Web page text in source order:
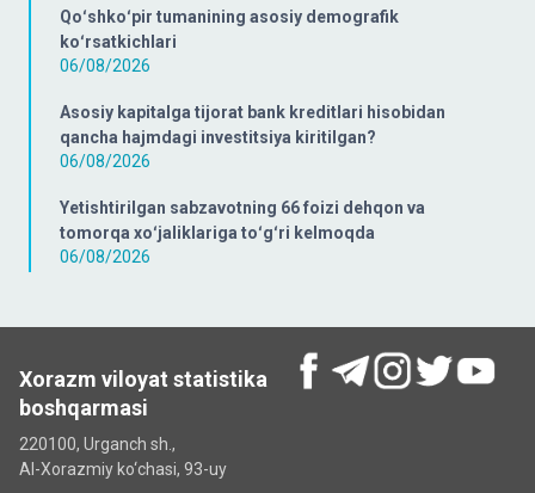
Qoʻshkoʻpir tumanining asosiy demografik
koʻrsatkichlari
06/08/2026
Asosiy kapitalga tijorat bank kreditlari hisobidan
qancha hajmdagi investitsiya kiritilgan?
06/08/2026
Yetishtirilgan sabzavotning 66 foizi dehqon va
tomorqa xoʻjaliklariga toʻgʻri kelmoqda
06/08/2026
Xorazm viloyat statistika
boshqarmasi
220100, Urganch sh.,
Al-Xorazmiy ko‘chаsi, 93-uy